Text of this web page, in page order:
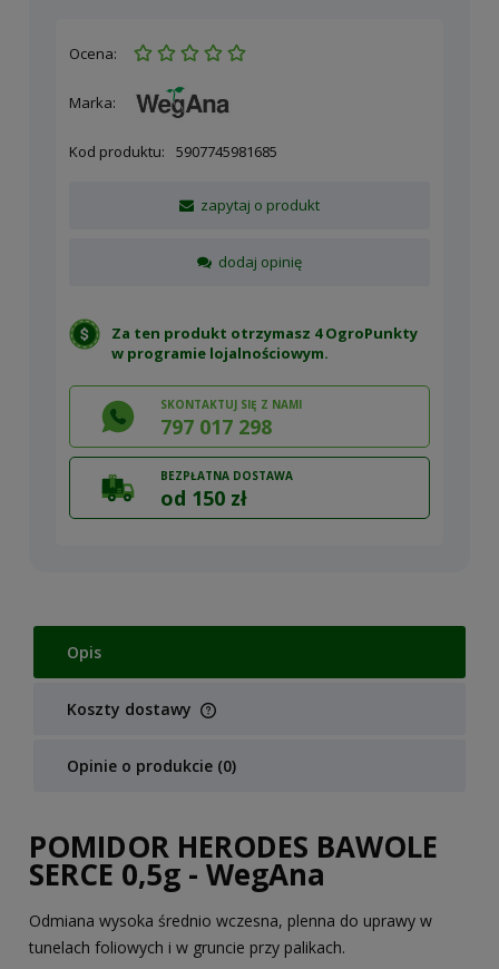
Ocena:
Marka:
Kod produktu: 5907745981685
zapytaj o produkt
dodaj opinię
Za ten produkt otrzymasz 4 OgroPunkty
w programie lojalnościowym.
SKONTAKTUJ SIĘ Z NAMI
797 017 298
BEZPŁATNA DOSTAWA
od 150 zł
Opis
Koszty dostawy
Cena nie zawiera ewentualnych kosztów płatności
Opinie o produkcie (0)
POMIDOR HERODES BAWOLE
SERCE 0,5g - WegAna
Odmiana wysoka średnio wczesna, plenna do uprawy w
tunelach foliowych i w gruncie przy palikach.